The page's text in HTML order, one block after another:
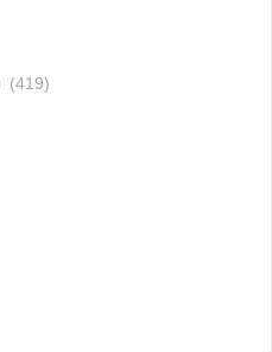
(419)